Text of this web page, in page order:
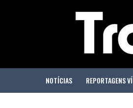
NOTÍCIAS REPORTAGENS